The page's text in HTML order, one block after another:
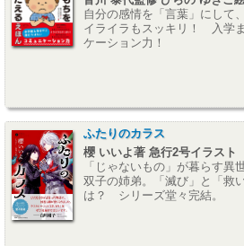
自分の感情を「言葉」にして
イライラもスッキリ！ 入学
ケーション力！
ふたりのカラス
櫻 いいよ著 急行2号イラスト
「じゃないもの」が暮らす異
双子の姉弟。「滅び」と「
は？ シリーズ堂々完結。